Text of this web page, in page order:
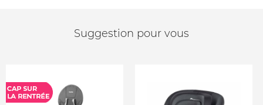
Suggestion pour vous